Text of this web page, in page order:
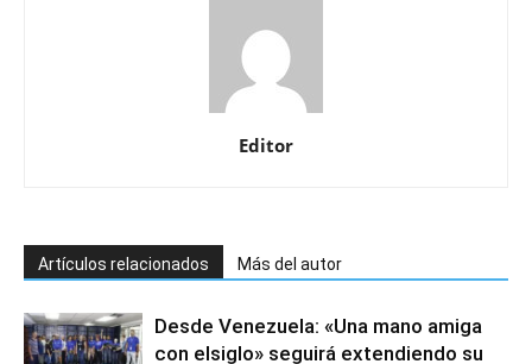
Editor
Artículos relacionados Más del autor
Desde Venezuela: «Una mano amiga
con elsiglo» seguirá extendiendo su